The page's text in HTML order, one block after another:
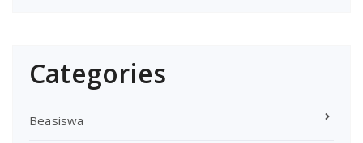
Categories
Beasiswa